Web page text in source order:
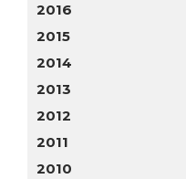
2016
2015
2014
2013
2012
2011
2010